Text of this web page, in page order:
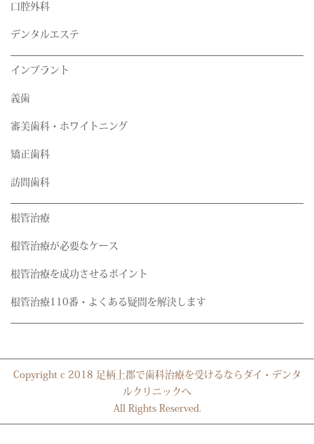
口腔外科
デンタルエステ
インプラント
義歯
審美歯科・ホワイトニング
矯正歯科
訪問歯科
根管治療
根管治療が必要なケース
根管治療を成功させるポイント
根管治療110番・よくある疑問を解決します
Copyright c 2018 足柄上郡で歯科治療を受けるならダイ・デンタ
ルクリニックへ
All Rights Reserved.